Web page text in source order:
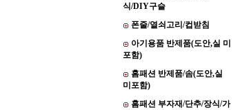
식/DIY구슬
폰줄/열쇠고리/컵받침
아기용품 반제품(도안,실 미
포함)
홈패션 반제품/솜(도안,실
미포함)
홈패션 부자재/단추/장식/가